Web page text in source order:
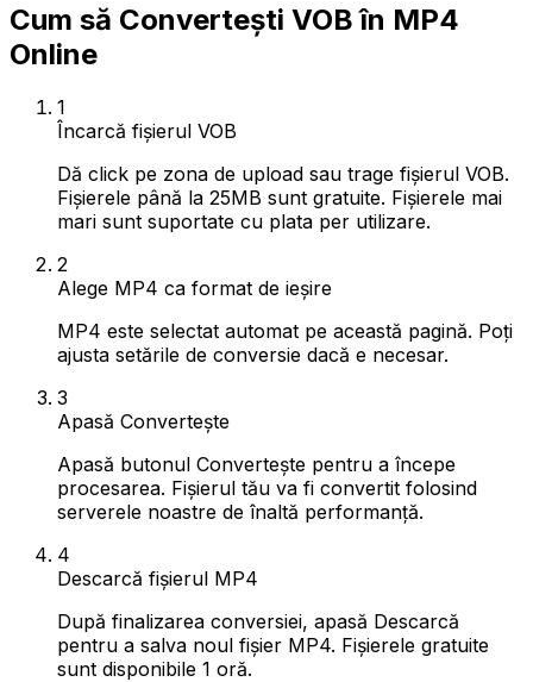
Cum să Convertești VOB în MP4
Online
1
Încarcă fișierul VOB
Dă click pe zona de upload sau trage fișierul VOB.
Fișierele până la 25MB sunt gratuite. Fișierele mai
mari sunt suportate cu plata per utilizare.
2
Alege MP4 ca format de ieșire
MP4 este selectat automat pe această pagină. Poți
ajusta setările de conversie dacă e necesar.
3
Apasă Convertește
Apasă butonul Convertește pentru a începe
procesarea. Fișierul tău va fi convertit folosind
serverele noastre de înaltă performanță.
4
Descarcă fișierul MP4
După finalizarea conversiei, apasă Descarcă
pentru a salva noul fișier MP4. Fișierele gratuite
sunt disponibile 1 oră.